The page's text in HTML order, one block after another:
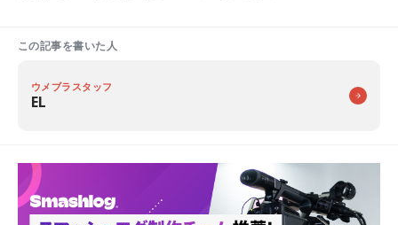
この記事を書いた人
ウメブラスタッフ
EL